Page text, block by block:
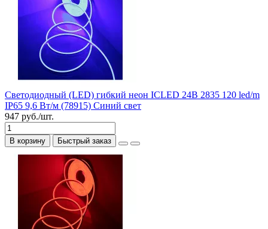
Светодиодный (LED) гибкий неон ICLED 24В 2835 120 led/m
IP65 9,6 Вт/м (78915) Синий свет
947 руб./шт.
В корзину Быстрый заказ